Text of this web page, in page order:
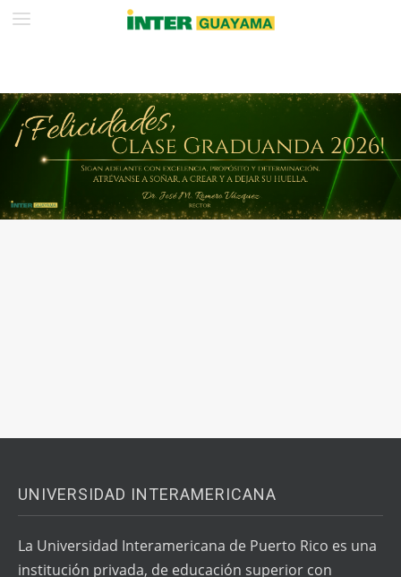
UNIVERSIDAD INTERAMERICANA
La Universidad Interamericana de Puerto Rico es una
institución privada, de educación superior con